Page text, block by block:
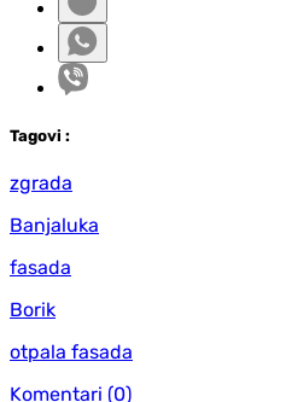
Tagovi :
zgrada
Banjaluka
fasada
Borik
otpala fasada
Komentari (0)